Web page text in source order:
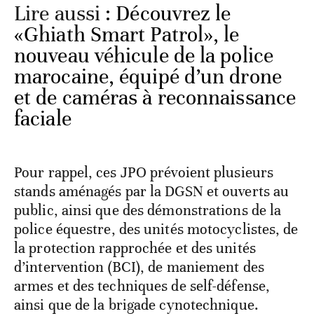
Lire aussi : Découvrez le
«Ghiath Smart Patrol», le
nouveau véhicule de la police
marocaine, équipé d’un drone
et de caméras à reconnaissance
faciale
Pour rappel, ces JPO prévoient plusieurs
stands aménagés par la DGSN et ouverts au
public, ainsi que des démonstrations de la
police équestre, des unités motocyclistes, de
la protection rapprochée et des unités
d’intervention (BCI), de maniement des
armes et des techniques de self-défense,
ainsi que de la brigade cynotechnique.